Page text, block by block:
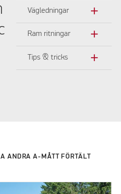
Vägledningar add
Ram ritningar add
Tips & tricks add
ANDRA A-MÅTT FÖRTÄLT